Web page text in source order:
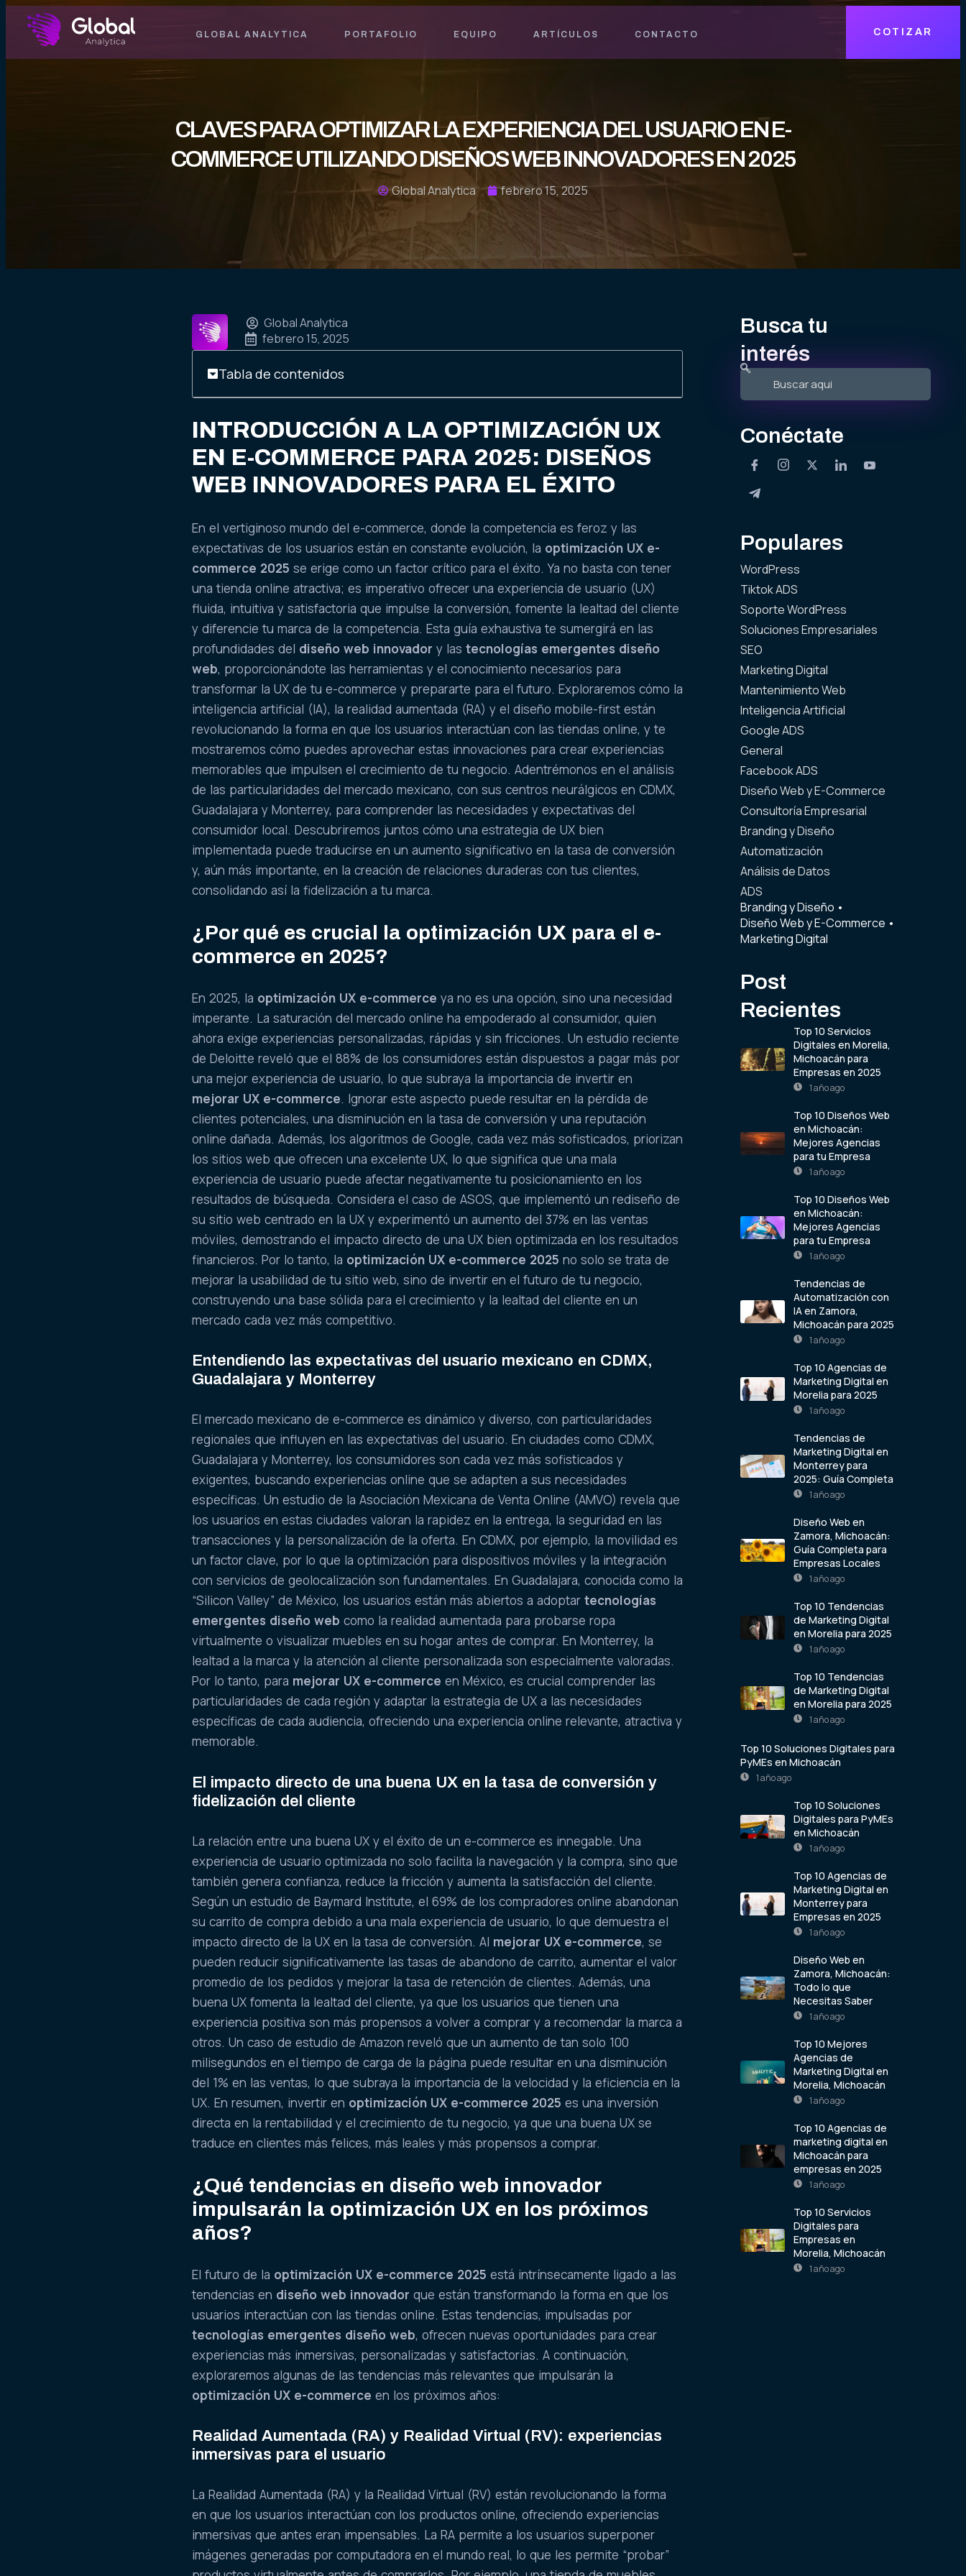
GLOBAL ANALYTICA PORTAFOLIO EQUIPO ARTÍCULOS CONTACTO COTIZAR
CLAVES PARA OPTIMIZAR LA EXPERIENCIA DEL USUARIO EN E-
COMMERCE UTILIZANDO DISEÑOS WEB INNOVADORES EN 2025
Global Analytica febrero 15, 2025
Global Analytica
febrero 15, 2025
Tabla de contenidos
INTRODUCCIÓN A LA OPTIMIZACIÓN UX
EN E-COMMERCE PARA 2025: DISEÑOS
WEB INNOVADORES PARA EL ÉXITO
En el vertiginoso mundo del e-commerce, donde la competencia es feroz y las
expectativas de los usuarios están en constante evolución, la optimización UX e-
commerce 2025 se erige como un factor crítico para el éxito. Ya no basta con tener
una tienda online atractiva; es imperativo ofrecer una experiencia de usuario (UX)
fluida, intuitiva y satisfactoria que impulse la conversión, fomente la lealtad del cliente
y diferencie tu marca de la competencia. Esta guía exhaustiva te sumergirá en las
profundidades del diseño web innovador y lastecnologías emergentes diseño
web, proporcionándote las herramientas y el conocimiento necesarios para
transformar la UX de tu e-commerce y prepararte para el futuro. Exploraremos cómo la
inteligencia artificial (IA), la realidad aumentada (RA) y el diseño mobile-first están
revolucionando la forma en que los usuarios interactúan con las tiendas online, y te
mostraremos cómo puedes aprovechar estas innovaciones para crear experiencias
memorables que impulsen el crecimiento de tu negocio. Adentrémonos en el análisis
de las particularidades del mercado mexicano, con sus centros neurálgicos en CDMX,
Guadalajara y Monterrey, para comprender las necesidades y expectativas del
consumidor local. Descubriremos juntos cómo una estrategia de UX bien
implementada puede traducirse en un aumento significativo en la tasa de conversión
y, aún más importante, en la creación de relaciones duraderas con tus clientes,
consolidando así la fidelización a tu marca.
¿Por qué es crucial la optimización UX para el e-
commerce en 2025?
En 2025, la optimización UX e-commerce ya no es una opción, sino una necesidad
imperante. La saturación del mercado online ha empoderado al consumidor, quien
ahora exige experiencias personalizadas, rápidas y sin fricciones. Un estudio reciente
de Deloitte reveló que el 88% de los consumidores están dispuestos a pagar más por
una mejor experiencia de usuario, lo que subraya la importancia de invertir en
mejorar UX e-commerce. Ignorar este aspecto puede resultar en la pérdida de
clientes potenciales, una disminución en la tasa de conversión y una reputación
online dañada. Además, los algoritmos de Google, cada vez más sofisticados, priorizan
los sitios web que ofrecen una excelente UX, lo que significa que una mala
experiencia de usuario puede afectar negativamente tu posicionamiento en los
resultados de búsqueda. Considera el caso de ASOS, que implementó un rediseño de
su sitio web centrado en la UX y experimentó un aumento del 37% en las ventas
móviles, demostrando el impacto directo de una UX bien optimizada en los resultados
financieros. Por lo tanto, la optimización UX e-commerce 2025 no solo se trata de
mejorar la usabilidad de tu sitio web, sino de invertir en el futuro de tu negocio,
construyendo una base sólida para el crecimiento y la lealtad del cliente en un
mercado cada vez más competitivo.
Entendiendo las expectativas del usuario mexicano en CDMX,
Guadalajara y Monterrey
El mercado mexicano de e-commerce es dinámico y diverso, con particularidades
regionales que influyen en las expectativas del usuario. En ciudades como CDMX,
Guadalajara y Monterrey, los consumidores son cada vez más sofisticados y
exigentes, buscando experiencias online que se adapten a sus necesidades
específicas. Un estudio de la Asociación Mexicana de Venta Online (AMVO) revela que
los usuarios en estas ciudades valoran la rapidez en la entrega, la seguridad en las
transacciones y la personalización de la oferta. En CDMX, por ejemplo, la movilidad es
un factor clave, por lo que la optimización para dispositivos móviles y la integración
con servicios de geolocalización son fundamentales. En Guadalajara, conocida como la
“Silicon Valley” de México, los usuarios están más abiertos a adoptartecnologías
emergentes diseño web como la realidad aumentada para probarse ropa
virtualmente o visualizar muebles en su hogar antes de comprar. En Monterrey, la
lealtad a la marca y la atención al cliente personalizada son especialmente valoradas.
Por lo tanto, para mejorar UX e-commerce en México, es crucial comprender las
particularidades de cada región y adaptar la estrategia de UX a las necesidades
específicas de cada audiencia, ofreciendo una experiencia online relevante, atractiva y
memorable.
El impacto directo de una buena UX en la tasa de conversión y
fidelización del cliente
La relación entre una buena UX y el éxito de un e-commerce es innegable. Una
experiencia de usuario optimizada no solo facilita la navegación y la compra, sino que
también genera confianza, reduce la fricción y aumenta la satisfacción del cliente.
Según un estudio de Baymard Institute, el 69% de los compradores online abandonan
su carrito de compra debido a una mala experiencia de usuario, lo que demuestra el
impacto directo de la UX en la tasa de conversión. Al mejorar UX e-commerce, se
pueden reducir significativamente las tasas de abandono de carrito, aumentar el valor
promedio de los pedidos y mejorar la tasa de retención de clientes. Además, una
buena UX fomenta la lealtad del cliente, ya que los usuarios que tienen una
experiencia positiva son más propensos a volver a comprar y a recomendar la marca a
otros. Un caso de estudio de Amazon reveló que un aumento de tan solo 100
milisegundos en el tiempo de carga de la página puede resultar en una disminución
del 1% en las ventas, lo que subraya la importancia de la velocidad y la eficiencia en la
UX. En resumen, invertir en optimización UX e-commerce 2025 es una inversión
directa en la rentabilidad y el crecimiento de tu negocio, ya que una buena UX se
traduce en clientes más felices, más leales y más propensos a comprar.
¿Qué tendencias en diseño web innovador
impulsarán la optimización UX en los próximos
años?
El futuro de la optimización UX e-commerce 2025 está intrínsecamente ligado a las
tendencias en diseño web innovador que están transformando la forma en que los
usuarios interactúan con las tiendas online. Estas tendencias, impulsadas por
tecnologías emergentes diseño web, ofrecen nuevas oportunidades para crear
experiencias más inmersivas, personalizadas y satisfactorias. A continuación,
exploraremos algunas de las tendencias más relevantes que impulsarán la
optimización UX e-commerce en los próximos años:
Realidad Aumentada (RA) y Realidad Virtual (RV): experiencias
inmersivas para el usuario
La Realidad Aumentada (RA) y la Realidad Virtual (RV) están revolucionando la forma
en que los usuarios interactúan con los productos online, ofreciendo experiencias
inmersivas que antes eran impensables. La RA permite a los usuarios superponer
imágenes generadas por computadora en el mundo real, lo que les permite “probar”
Busca tu
interés
Conéctate
Populares
WordPress
Tiktok ADS
Soporte WordPress
Soluciones Empresariales
SEO
Marketing Digital
Mantenimiento Web
Inteligencia Artificial
Google ADS
General
Facebook ADS
Diseño Web y E-Commerce
Consultoría Empresarial
Branding y Diseño
Automatización
Análisis de Datos
ADS
Branding y Diseño •
Diseño Web y E-Commerce •
Marketing Digital
Post
Recientes
Top 10 Servicios
Digitales en Morelia,
Michoacán para
Empresas en 2025
1 año ago
Top 10 Diseños Web
en Michoacán:
Mejores Agencias
para tu Empresa
1 año ago
Top 10 Diseños Web
en Michoacán:
Mejores Agencias
para tu Empresa
1 año ago
Tendencias de
Automatización con
IA en Zamora,
Michoacán para 2025
1 año ago
Top 10 Agencias de
Marketing Digital en
Morelia para 2025
1 año ago
Tendencias de
Marketing Digital en
Monterrey para
2025: Guía Completa
1 año ago
Diseño Web en
Zamora, Michoacán:
Guía Completa para
Empresas Locales
1 año ago
Top 10 Tendencias
de Marketing Digital
en Morelia para 2025
1 año ago
Top 10 Tendencias
de Marketing Digital
en Morelia para 2025
1 año ago
Top 10 Soluciones Digitales para
PyMEs en Michoacán
1 año ago
Top 10 Soluciones
Digitales para PyMEs
en Michoacán
1 año ago
Top 10 Agencias de
Marketing Digital en
Monterrey para
Empresas en 2025
1 año ago
Diseño Web en
Zamora, Michoacán:
Todo lo que
Necesitas Saber
1 año ago
Top 10 Mejores
Agencias de
Marketing Digital en
Morelia, Michoacán
1 año ago
Top 10 Agencias de
marketing digital en
Michoacán para
empresas en 2025
1 año ago
Top 10 Servicios
Digitales para
Empresas en
Morelia, Michoacán
1 año ago